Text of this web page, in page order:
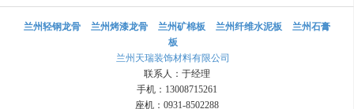
兰州轻钢龙骨 兰州烤漆龙骨 兰州矿棉板 兰州纤维水泥板
兰州石膏
板
兰州天瑞装饰材料有限公司
联系人：于经理
手机：13008715261
座机：0931-8502288